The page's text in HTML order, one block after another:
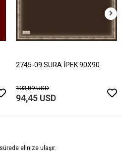
2745-09 SURA İPEK 90X90
103,89 USD
94,45 USD
elinize ulaşır.